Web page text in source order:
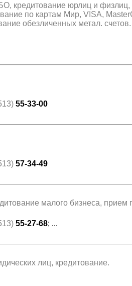
кредитование юрлиц и
по картам Мир, VISA,
обезличенных метал. счетов.
55-33-00
57-34-49
малого бизнеса,
55-27-68; ...
лиц, кредитование.